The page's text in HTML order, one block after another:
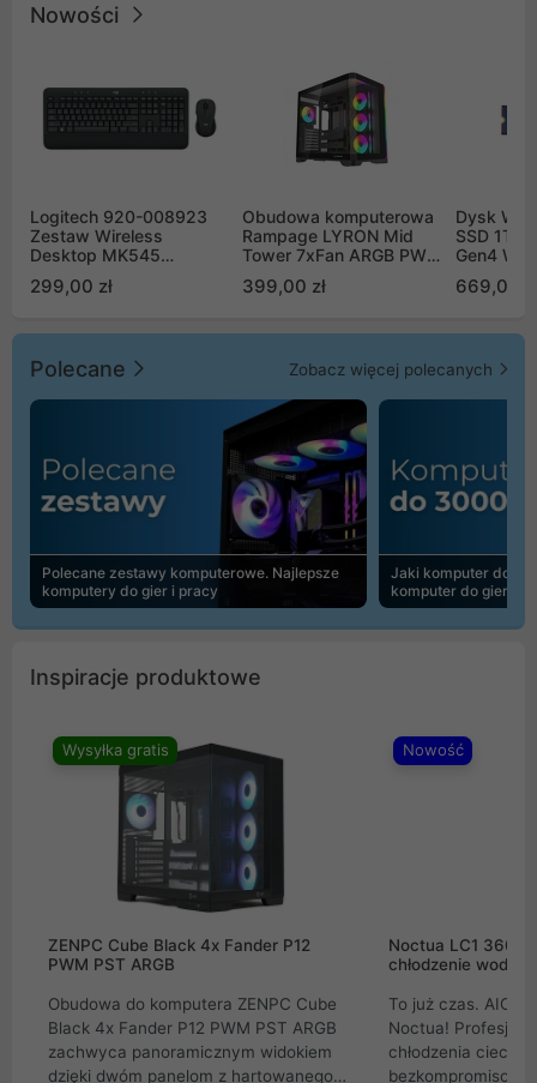
Nowości
Logitech 920-008923
Zestaw Wireless
Desktop MK545
299,00 zł
Obudowa komputerowa
Rampage LYRON Mid
Tower 7xFan ARGB PWM
399,00 zł
Dysk WD
SSD 1TB
Gen4
669,00
Polecane Zobacz więcej polecanych
Polecane zestawy komputerowe. Najlepsze
komputery do gier i pracy
Jaki komputer do
komputer do gier |
Inspiracje produktowe
Wysyłka gratis
ZENPC Cube Black 4x Fander P12
PWM PST ARGB
Obudowa do komputera ZENPC Cube
Black 4x Fander P12 PWM PST ARGB
zachwyca panoramicznym widokiem
dzięki dwóm panelom z hartowanego
Nowość
Noctua LC1
chłodzenie wodne
To już czas. AIO
Noctua!
chłodzenia cieczą